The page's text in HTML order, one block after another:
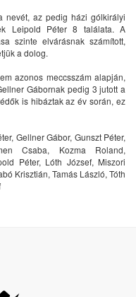
nevét, az pedig házi gólkirályi
Leipold Péter 8 találata. A
szinte elvárásnak számított,
a dolog.
azonos meccsszám alapján,
Gábornak pedig 3 jutott a
is hibáztak az év során, ez
Gellner Gábor, Gunszt Péter,
Csaba, Kozma Roland,
Péter, Lóth József, Miszori
Krisztián, Tamás László, Tóth